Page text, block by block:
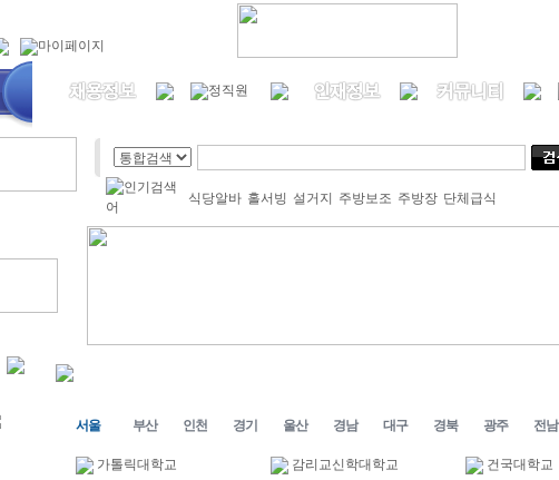
식당알바 홀서빙 설거지 주방보조 주방장 단체급식
서울 부산 인천 경기 울산 경남 대구 경북 광주 전남
가톨릭대학교 감리교신학대학교 건국대학교